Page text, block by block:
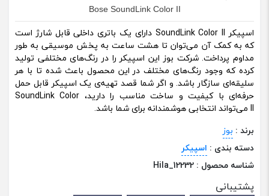
Bose SoundLink Color II
اسپیکر SoundLink Color II دارای یک باتری داخلی قابل شارژ است
که به کمک آن می‌توان تا هشت ساعت به پخش موسیقی به طور
مداوم پرداخت. شرکت بوز این اسپیکر را در رنگ‌های مختلفی تولید
کرده که وجود رنگ‌های مختلف در این محصول باعث شده تا با هر
سلیقه‌ای سازگار باشد. و اگر شما قصد تهیه‌ی یک اسپیکر قابل حمل
حرفه‌ای با کیفیت و ساخت مناسب را دارید، SoundLink Color
II می‌تواند انتخابی هوشمندانه برای شما باشد.
برند : بوز
دسته بندی : اسپیکر
شناسه محصول : Hila_12232
پشتیبانی